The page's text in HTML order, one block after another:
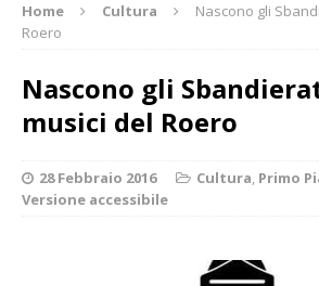
Home Cultura
Nascono gli
Roero
Nascono gli
musici del Roero
28 Febbraio 2016 Cultura, Primo
Versione accessibile